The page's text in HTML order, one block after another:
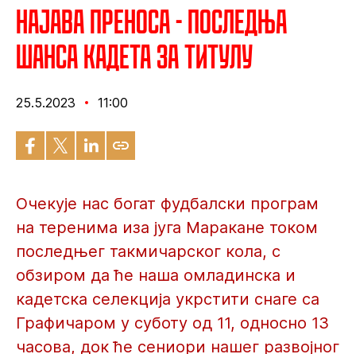
Најава преноса - Последња
шанса кадета за титулу
25.5.2023 11:00
Очекује нас богат фудбалски програм
на теренима иза југа Маракане током
последњег такмичарског кола, с
обзиром да ће наша омладинска и
кадетска селекција укрстити снаге са
Графичаром у суботу од 11, односно 13
часова, док ће сениори нашег развојног